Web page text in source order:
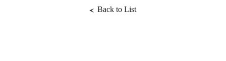
Back to List